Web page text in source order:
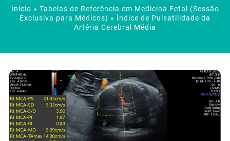
Início » Tabelas de Referência em Medicina Fetal (Sessão
Exclusiva para Médicos) » Índice de Pulsatilidade da
Artéria Cerebral Média